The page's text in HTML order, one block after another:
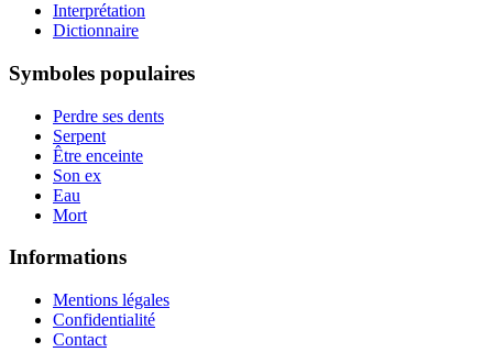
Interprétation
Dictionnaire
Symboles populaires
Perdre ses dents
Serpent
Être enceinte
Son ex
Eau
Mort
Informations
Mentions légales
Confidentialité
Contact